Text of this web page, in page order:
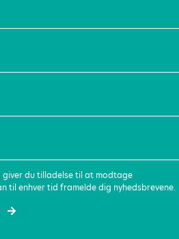
du tilladelse til at modtage
til enhver tid framelde dig nyhedsbrevene.